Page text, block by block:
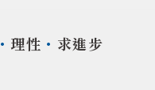
・ 理性 ・ 求進步